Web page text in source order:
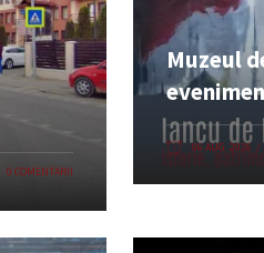
0 COMENTARII
Muzeul
06 AUG. 2026